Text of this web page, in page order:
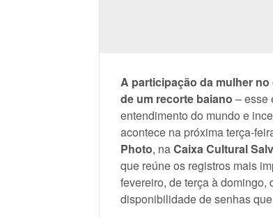
A participação da mulher
de um recorte baiano – esse
entendimento do mundo e
acontece na próxima terça-
Photo, naCaixa Cultural
que reúne os registros mais
fevereiro, de terça à domingo,
disponibilidade de senhas